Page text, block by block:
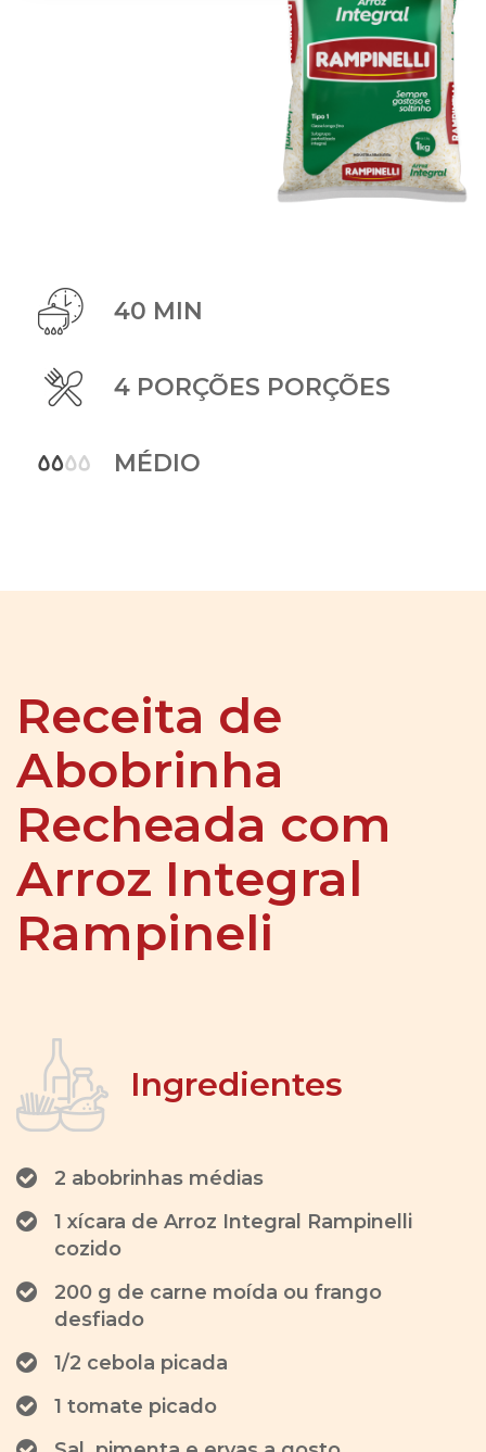
40 MIN
4 PORÇÕES PORÇÕES
MÉDIO
Receita de
Abobrinha
Recheada com
Arroz Integral
Rampineli
Ingredientes
2 abobrinhas médias
1 xícara de Arroz Integral Rampinelli
cozido
200 g de carne moída ou frango
desfiado
1/2 cebola picada
1 tomate picado